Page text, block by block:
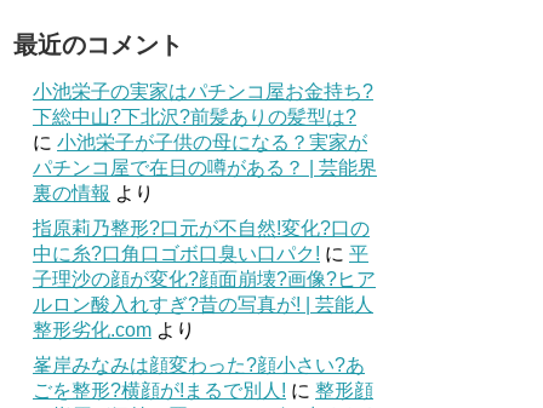
最近のコメント
小池栄子の実家はパチンコ屋お金持ち?
下総中山?下北沢?前髪ありの髪型は?
に 小池栄子が子供の母になる？実家が
パチンコ屋で在日の噂がある？ | 芸能界
裏の情報 より
指原莉乃整形?口元が不自然!変化?口の
中に糸?口角口ゴボ口臭い口パク! に 平
子理沙の顔が変化?顔面崩壊?画像?ヒア
ルロン酸入れすぎ?昔の写真が! | 芸能人
整形劣化.com より
峯岸みなみは顔変わった?顔小さい?あ
ごを整形?横顔が!まるで別人! に 整形顔